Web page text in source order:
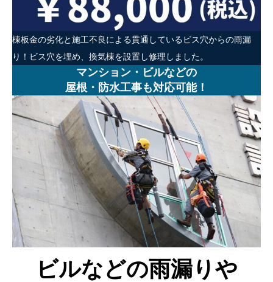
棟板金の劣化と施工不良による貫通しているビス穴からの雨漏
り！ビス穴を埋め、換気棟を設置し修理しました。
マンション・ビルなどの
屋根・防水工事も対応可能！
ビルなどの雨漏りや